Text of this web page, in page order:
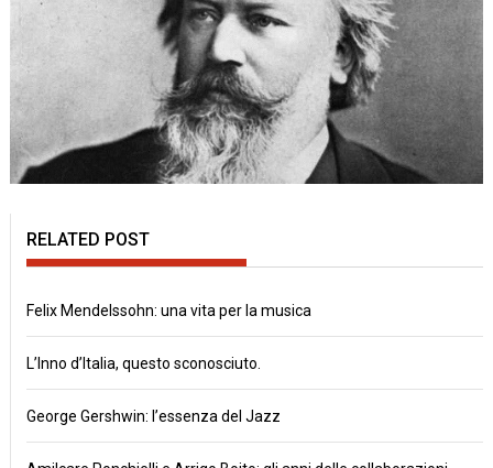
RELATED POST
Felix Mendelssohn: una vita per la musica
L’Inno d’Italia, questo sconosciuto.
George Gershwin: l’essenza del Jazz